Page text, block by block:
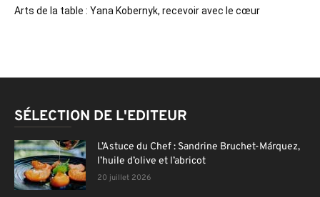
Arts de la table : Yana Kobernyk, recevoir avec le cœur
SÉLECTION DE L'EDITEUR
L’Astuce du Chef : Sandrine Bruchet-Márquez,
l’huile d’olive et l’abricot
20 juillet 2026